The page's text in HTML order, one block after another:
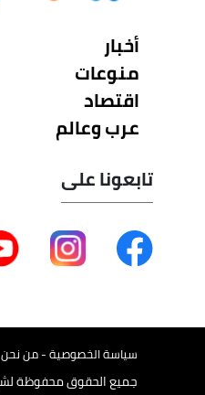
أخبار
منوعات
اقتصاد
عرب وعالم
تابعونا على
سياسة الخصوصية - من نحن
جميع الحقوق محفوظة لشركة